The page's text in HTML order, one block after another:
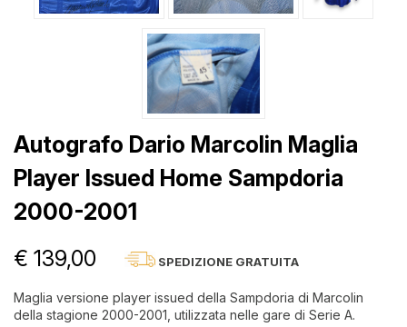
Autografo Dario Marcolin Maglia
Player Issued Home Sampdoria
2000-2001
€ 139,00 SPEDIZIONE GRATUITA
Maglia versione player issued della Sampdoria di Marcolin
della stagione 2000-2001, utilizzata nelle gare di Serie A.